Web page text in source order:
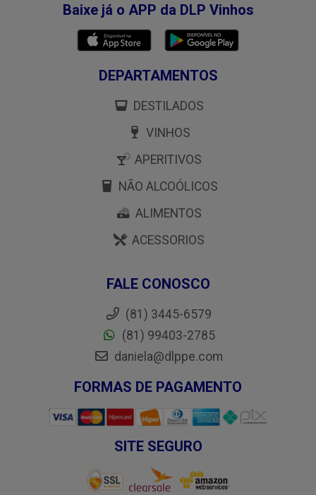
Baixe já o APP da DLP Vinhos
DEPARTAMENTOS
DESTILADOS
VINHOS
APERITIVOS
NÃO ALCOÓLICOS
ALIMENTOS
ACESSORIOS
FALE CONOSCO
(81) 3445-6579
(81) 99403-2785
daniela@dlppe.com
FORMAS DE PAGAMENTO
SITE SEGURO